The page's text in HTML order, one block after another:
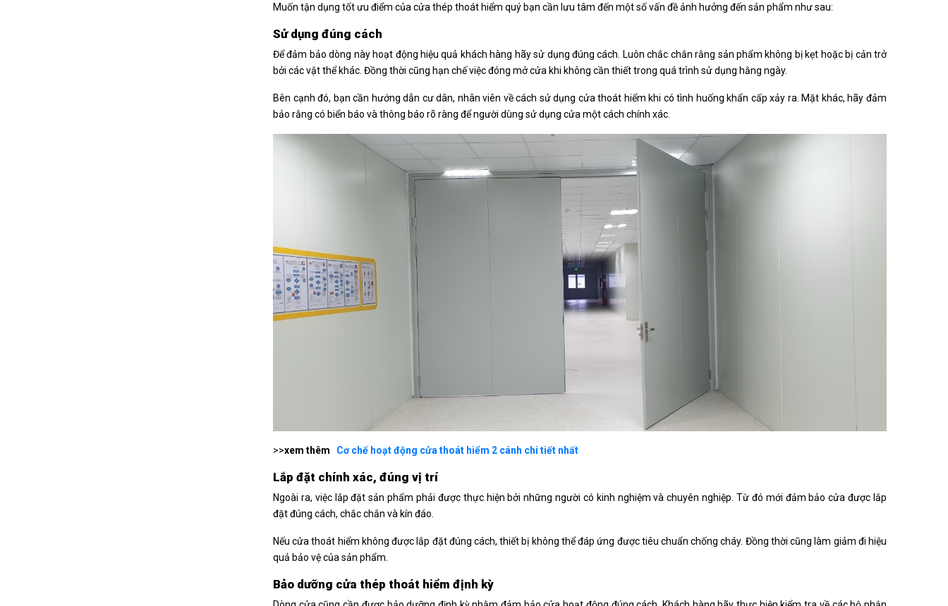
Muốn tận dụng tốt ưu điểm của cửa thép thoát hiểm quý bạn cần lưu tâm đến một số vấn đề ảnh hưởng đến sản phẩm như sau:
Sử dụng đúng cách
Để đảm bảo dòng này hoạt động hiệu quả khách hàng hãy sử dụng đúng cách. Luôn chắc chắn rằng sản phẩm không bị kẹt hoặc bị cản trở
bởi các vật thể khác. Đồng thời cũng hạn chế việc đóng mở cửa khi không cần thiết trong quá trình sử dụng hằng ngày.
Bên cạnh đó, bạn cần hướng dẫn cư dân, nhân viên về cách sử dụng cửa thoát hiểm khi có tình huống khẩn cấp xảy ra. Mặt khác, hãy đảm
bảo rằng có biển báo và thông báo rõ ràng để người dùng sử dụng cửa một cách chính xác.
>>xem thêm Cơ chế hoạt động cửa thoát hiểm 2 cánh chi tiết nhất
Lắp đặt chính xác, đúng vị trí
Ngoài ra, việc lắp đặt sản phẩm phải được thực hiện bởi những người có kinh nghiệm và chuyên nghiệp. Từ đó mới đảm bảo cửa được lắp
đặt đúng cách, chắc chắn và kín đáo.
Nếu cửa thoát hiểm không được lắp đặt đúng cách, thiết bị không thể đáp ứng được tiêu chuẩn chống cháy. Đồng thời cũng làm giảm đi hiệu
quả bảo vệ của sản phẩm.
Bảo dưỡng cửa thép thoát hiểm định kỳ